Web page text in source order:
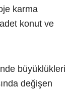
karma
konut ve
büyüklükleri
değişen